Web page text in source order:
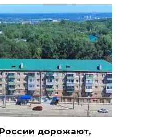
дорожают,